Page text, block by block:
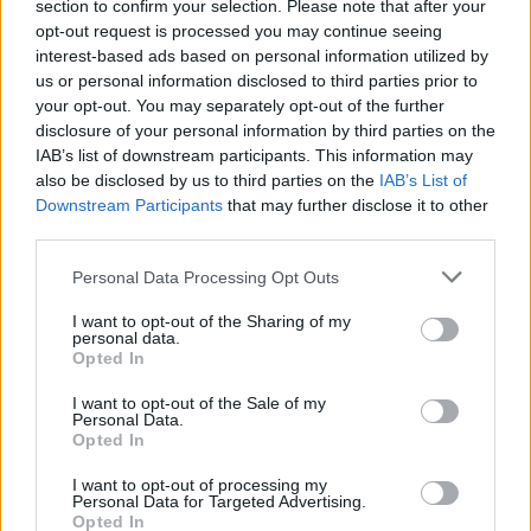
section to confirm your selection. Please note that after your
opt-out request is processed you may continue seeing
interest-based ads based on personal information utilized by
us or personal information disclosed to third parties prior to
your opt-out. You may separately opt-out of the further
disclosure of your personal information by third parties on the
IAB’s list of downstream participants. This information may
also be disclosed by us to third parties on the IAB’s List of
Downstream Participants that may further disclose it to other
Please note that this website/app uses one or more Google
not limited to your visit or usage behaviour. You may click to
grant or deny consent to Google and its third-party tags to
use your data for below specified purposes in below Google
consent section.
Personal Data Processing Opt Outs
I want to opt-out of the Sharing of my
personal data.
Opted In
I want to opt-out of the Sale of my
Personal Data.
Opted In
I want to opt-out of processing my
Personal Data for Targeted Advertising.
Opted In
A WAGYU MARHA ELKÉSZÍTÉSE
SEM KÖNNYŰ
Sokan abban a tévhitben vannak, hogy könnyű